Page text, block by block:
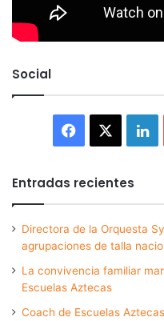
Social
Facebook
Entradas recientes
Directora de la Orquesta
agrupaciones de talla
La convivencia familiar
Escuelas Aztecas
Coach de Escuelas